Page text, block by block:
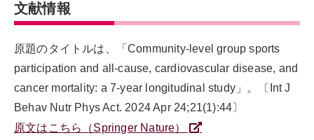
文献情報
原題のタイトルは、「Community-level group sports
participation and all-cause, cardiovascular disease, and
cancer mortality: a 7-year longitudinal study」。〔Int J
Behav Nutr Phys Act. 2024 Apr 24;21(1):44〕
原文はこちら（Springer Nature）